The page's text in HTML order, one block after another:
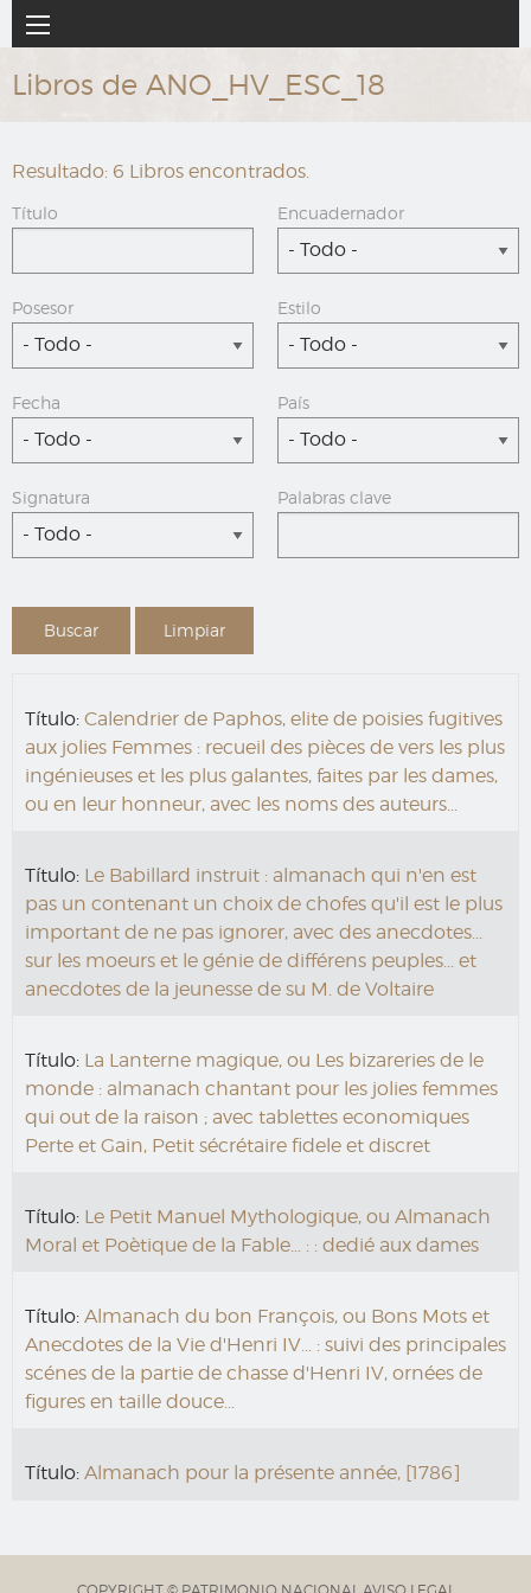
al
contenido
principal
Navegación
principal
Libros de ANO_HV_ESC_18
Resultado: 6 Libros encontrados.
Título Encuadernador
- Todo -
Posesor
- Todo -
Estilo
- Todo -
Fecha
- Todo -
País
- Todo -
Signatura
- Todo -
Palabras clave
Título: Calendrier de Paphos, elite de poisies fugitives
aux jolies Femmes : recueil des pièces de vers les plus
ingénieuses et les plus galantes, faites par les dames,
ou en leur honneur, avec les noms des auteurs...
Título: Le Babillard instruit : almanach qui n'en est
pas un contenant un choix de chofes qu'il est le plus
important de ne pas ignorer, avec des anecdotes...
sur les moeurs et le génie de différens peuples... et
anecdotes de la jeunesse de su M. de Voltaire
Título: La Lanterne magique, ou Les bizareries de le
monde : almanach chantant pour les jolies femmes
qui out de la raison ; avec tablettes economiques
Perte et Gain, Petit sécrétaire fidele et discret
Título: Le Petit Manuel Mythologique, ou Almanach
Moral et Poètique de la Fable... : : dedié aux dames
Título: Almanach du bon François, ou Bons Mots et
Anecdotes de la Vie d'Henri IV... : suivi des principales
scénes de la partie de chasse d'Henri IV, ornées de
figures en taille douce...
Título: Almanach pour la présente année, [1786]